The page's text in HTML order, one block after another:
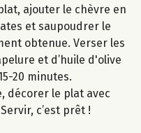
ajouter le chèvre en
et saupoudrer le
obtenue. Verser les
et d’huile d'olive
20 minutes.
décorer le plat avec
c’est prêt !